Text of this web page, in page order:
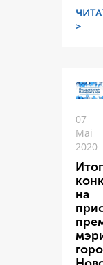
>
07
Mai
2020
на